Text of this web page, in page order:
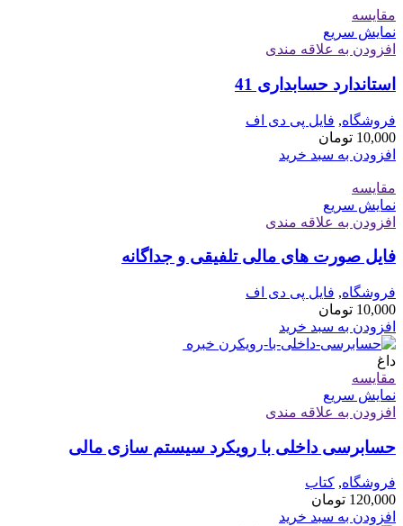
مقايسه
نمایش سریع
افزودن به علاقه مندی
استاندارد حسابداری 41
فروشگاه, فایل پی دی اف
10,000 تومان
افزودن به سبد خرید
مقايسه
نمایش سریع
افزودن به علاقه مندی
فایل صورت های مالی تلفیقی و جداگانه
فروشگاه, فایل پی دی اف
10,000 تومان
افزودن به سبد خرید
داغ
مقايسه
نمایش سریع
افزودن به علاقه مندی
حسابرسی داخلی با رویکرد سیستم سازی مالی
فروشگاه, کتاب
120,000 تومان
افزودن به سبد خرید